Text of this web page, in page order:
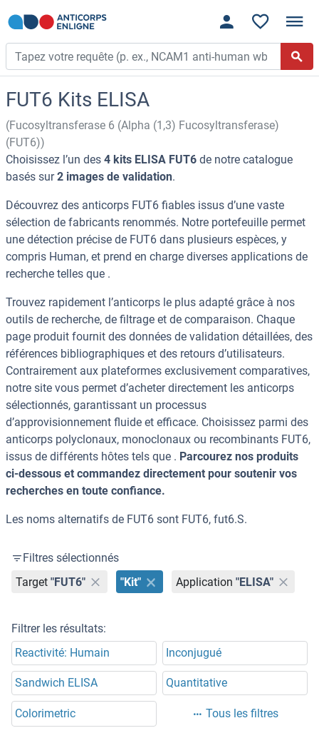
FUT6 Kits ELISA
(Fucosyltransferase 6 (Alpha (1,3) Fucosyltransferase)
(FUT6))
Choisissez l’un des 4 kits ELISA FUT6 de notre catalogue
basés sur2 images de validation.
Découvrez des anticorps FUT6 fiables issus d’une vaste
sélection de fabricants renommés. Notre portefeuille permet
une détection précise de FUT6 dans plusieurs espèces, y
compris Human, et prend en charge diverses applications de
recherche telles que .
Trouvez rapidement l’anticorps le plus adapté grâce à nos
outils de recherche, de filtrage et de comparaison. Chaque
page produit fournit des données de validation détaillées, des
références bibliographiques et des retours d’utilisateurs.
Contrairement aux plateformes exclusivement comparatives,
notre site vous permet d’acheter directement les anticorps
sélectionnés, garantissant un processus
d’approvisionnement fluide et efficace. Choisissez parmi des
anticorps polyclonaux, monoclonaux ou recombinants FUT6,
issus de différents hôtes tels que . Parcourez nos produits
ci-dessous et commandez directement pour soutenir vos
recherches en toute confiance.
Les noms alternatifs de FUT6 sont FUT6, fut6.S.
Filtres sélectionnés
Target "FUT6" "Kit" Application "ELISA"
Filtrer les résultats:
Reactivité: Humain
Inconjugué
Sandwich ELISA Quantitative
Colorimetric Tous les filtres